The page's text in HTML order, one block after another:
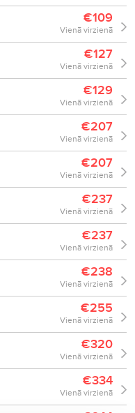
€109
Vienā virzienā
€127
Vienā virzienā
€129
Vienā virzienā
€207
Vienā virzienā
€207
Vienā virzienā
€237
Vienā virzienā
€237
Vienā virzienā
€238
Vienā virzienā
€255
Vienā virzienā
€320
Vienā virzienā
€334
Vienā virzienā